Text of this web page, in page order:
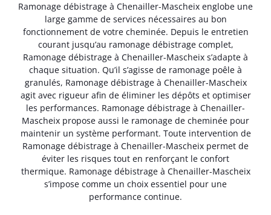
Ramonage débistrage à Chenailler-Mascheix englobe une
large gamme de services nécessaires au bon
fonctionnement de votre cheminée. Depuis le entretien
courant jusqu’au ramonage débistrage complet,
Ramonage débistrage à Chenailler-Mascheix s’adapte à
chaque situation. Qu’il s’agisse de ramonage poêle à
granulés, Ramonage débistrage à Chenailler-Mascheix
agit avec rigueur afin de éliminer les dépôts et optimiser
les performances. Ramonage débistrage à Chenailler-
Mascheix propose aussi le ramonage de cheminée pour
maintenir un système performant. Toute intervention de
Ramonage débistrage à Chenailler-Mascheix permet de
éviter les risques tout en renforçant le confort
thermique. Ramonage débistrage à Chenailler-Mascheix
s’impose comme un choix essentiel pour une
performance continue.